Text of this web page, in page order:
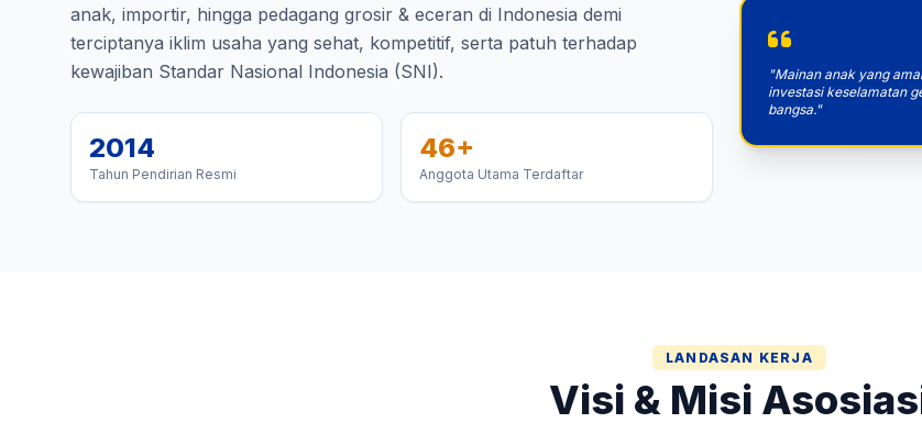
anak, importir, hingga pedagang grosir & eceran di Indonesia demi
terciptanya iklim usaha yang sehat, kompetitif, serta patuh terhadap
kewajiban Standar Nasional Indonesia (SNI).
2014
Tahun Pendirian Resmi
46+
Anggota Utama Terdaftar
"Mainan anak yang
investasi keselamatan
bangsa."
LANDASAN KERJA
Visi & Misi